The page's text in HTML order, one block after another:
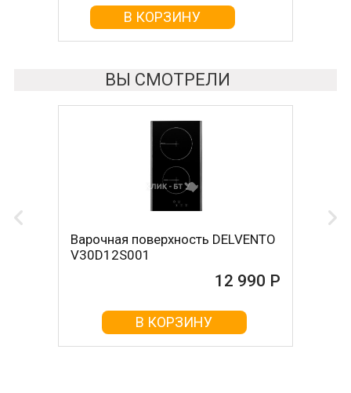
В КОРЗИНУ
ВЫ СМОТРЕЛИ
Варочная поверхность DELVENTO
V30D12S001
12 990 Р
В КОРЗИНУ